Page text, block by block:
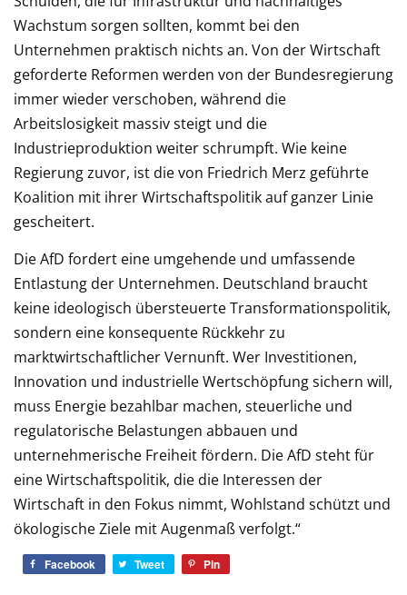
Wachstum sorgen sollten, kommt bei den
Unternehmen praktisch nichts an. Von der Wirtschaft
geforderte Reformen werden von der Bundesregierung
immer wieder verschoben, während die
Arbeitslosigkeit massiv steigt und die
Industrieproduktion weiter schrumpft. Wie keine
Regierung zuvor, ist die von Friedrich Merz geführte
Koalition mit ihrer Wirtschaftspolitik auf ganzer Linie
gescheitert.
Die AfD fordert eine umgehende und umfassende
Entlastung der Unternehmen. Deutschland braucht
keine ideologisch übersteuerte Transformationspolitik,
sondern eine konsequente Rückkehr zu
marktwirtschaftlicher Vernunft. Wer Investitionen,
Innovation und industrielle Wertschöpfung sichern will,
muss Energie bezahlbar machen, steuerliche und
regulatorische Belastungen abbauen und
unternehmerische Freiheit fördern. Die AfD steht für
eine Wirtschaftspolitik, die die Interessen der
Wirtschaft in den Fokus nimmt, Wohlstand schützt und
ökologische Ziele mit Augenmaß verfolgt.“
Facebook Tweet Pin